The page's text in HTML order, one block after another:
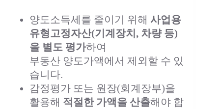
양도소득세를 줄이기 위해 사업용
유형고정자산(기계장치, 차량 등)
을 별도 평가하여
부동산 양도가액에서 제외할 수 있
습니다.
감정평가 또는 원장(회계장부)을
활용해 적절한 가액을 산출해야 합